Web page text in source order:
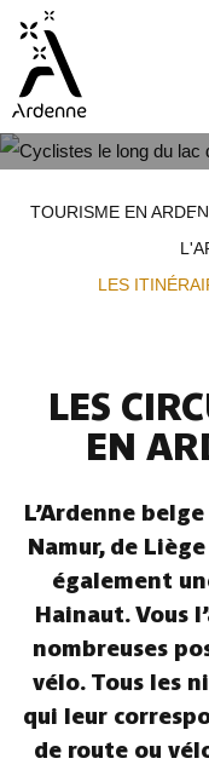
contenu
principal
d'ArianeTOURISME EN
LES
LES
EN
L’Ardenne
Namur, de
également
Hainaut. Vous
nombreuses
vélo. Tous les
qui leur
de route ou